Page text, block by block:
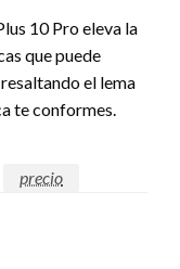
10 Pro eleva la
que puede
el lema
te conformes.
precio